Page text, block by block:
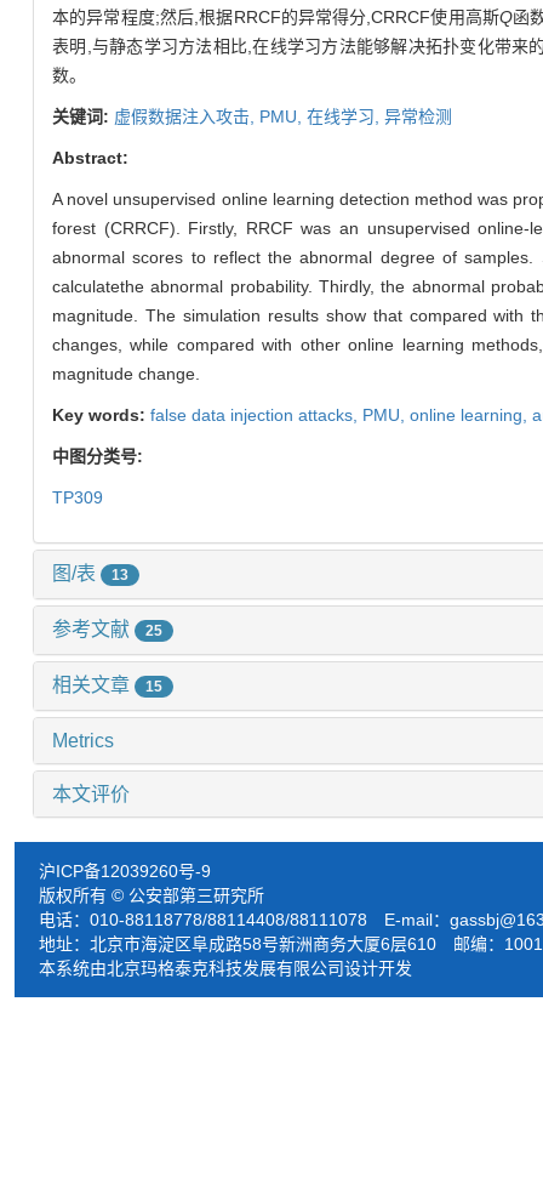
本的异常程度;然后,根据RRCF的异常得分,CRRCF使用高斯Q函
表明,与静态学习方法相比,在线学习方法能够解决拓扑变化带来
数。
关键词: 虚假数据注入攻击, PMU, 在线学习, 异常检测
Abstract:
A novel unsupervised online learning detection method was
forest (CRRCF). Firstly, RRCF was an unsupervised
abnormal scores to reflect the abnormal degree of
calculatethe abnormal probability. Thirdly, the abnormal
magnitude. The simulation results show that compared
changes, while compared with other online learning
magnitude change.
Key words: false data injection attacks, PMU, online learning,
中图分类号:
TP309
图/表 13
参考文献 25
相关文章 15
Metrics
本文评价
沪ICP备12039260号-9
版权所有 © 公安部第三研究所
电话：010-88118778/88114408/88111078 E-mail：
地址：北京市海淀区阜成路58号新洲商务大厦6层610 邮编：
本系统由北京玛格泰克科技发展有限公司设计开发